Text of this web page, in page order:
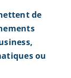
de
ou